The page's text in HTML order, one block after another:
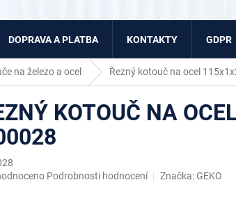
DOPRAVA A PLATBA KONTAKTY GDPR
na železo a ocel Řezný kotouč na ocel
KOTOUČ NA
Podrobnosti hodnocení Značka: GEKO